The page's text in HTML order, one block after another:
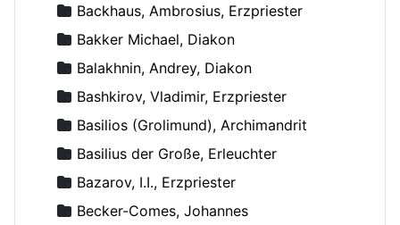
Backhaus, Ambrosius, Erzpriester
Bakker Michael, Diakon
Balakhnin, Andrey, Diakon
Bashkirov, Vladimir, Erzpriester
Basilios (Grolimund), Archimandrit
Basilius der Große, Erleuchter
Bazarov, I.I., Erzpriester
Becker-Comes, Johannes